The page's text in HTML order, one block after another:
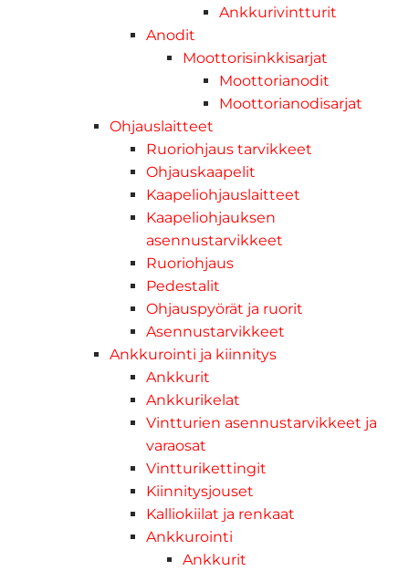
Ankkurivintturit
Anodit
Moottorisinkkisarjat
Moottorianodit
Moottorianodisarjat
Ohjauslaitteet
Ruoriohjaus tarvikkeet
Ohjauskaapelit
Kaapeliohjauslaitteet
Kaapeliohjauksen
asennustarvikkeet
Ruoriohjaus
Pedestalit
Ohjauspyörät ja ruorit
Asennustarvikkeet
Ankkurointi ja kiinnitys
Ankkurit
Ankkurikelat
Vintturien asennustarvikkeet ja
varaosat
Vintturikettingit
Kiinnitysjouset
Kalliokiilat ja renkaat
Ankkurointi
Ankkurit